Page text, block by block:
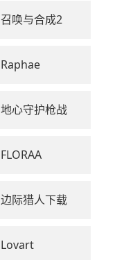
召唤与合成2
Raphae
地心守护枪战
FLORAA
边际猎人下载
Lovart